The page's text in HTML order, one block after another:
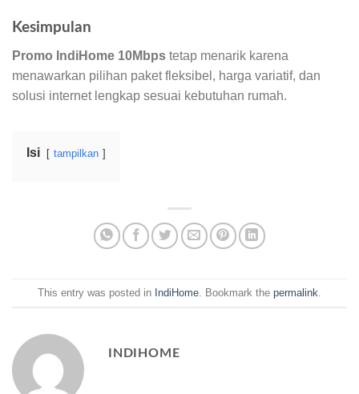
Kesimpulan
Promo IndiHome 10Mbps tetap menarik karena
menawarkan pilihan paket fleksibel, harga variatif, dan
solusi internet lengkap sesuai kebutuhan rumah.
Isi tampilkan
This entry was posted in IndiHome . Bookmark the permalink
INDIHOME